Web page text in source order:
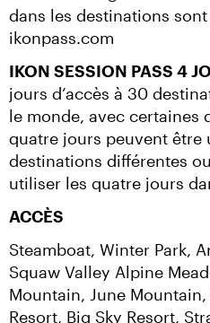
dans les destinations
ikonpass.com
IKON SESSION PASS 4
jours d’accès à 30
le monde, avec certaines
quatre jours peuvent être
destinations différentes
utiliser les quatre jours
ACCÈS
Steamboat, Winter Park,
Squaw Valley Alpine
Mountain, June
Resort, Big Sky Resort,